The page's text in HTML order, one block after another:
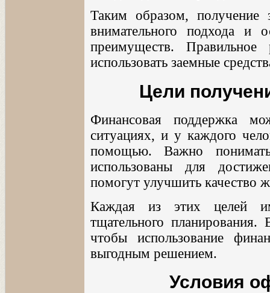
Таким образом, получение
внимательного подхода и
преимуществ.
использовать заемные
Цели
Финансовая поддержка
ситуациях, и у каждого
помощью. Важно
использованы для
помогут улучшить качество
Каждая из этих целей
тщательного
чтобы использование
выгодным решением.
Условия